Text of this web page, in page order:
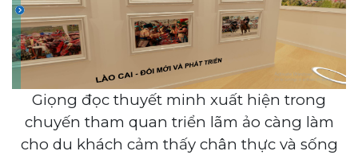
Giọng đọc thuyết minh xuất hiện trong
chuyến tham quan triển lãm ảo càng làm
cho du khách cảm thấy chân thực và sống